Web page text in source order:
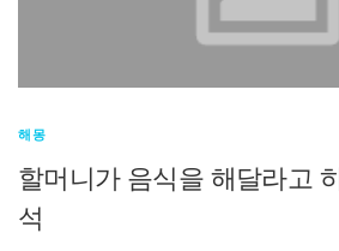
해몽
할머니가 음식을 해달라고
석